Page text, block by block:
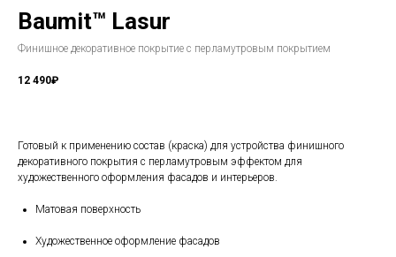
Baumit™ Lasur
Финишное декоративное покрытие с перламутровым покрытием
12 490₽
Готовый к применению состав (краска) для устройства финишного
декоративного покрытия с перламутровым эффектом для
художественного оформления фасадов и интерьеров.
Матовая поверхность
Художественное оформление фасадов